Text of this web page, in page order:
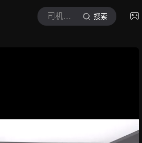
司机的自我修养 搜索